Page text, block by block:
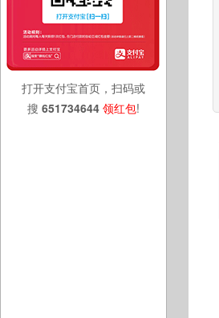
打开支付宝首页，扫码或
搜 651734644 领红包!